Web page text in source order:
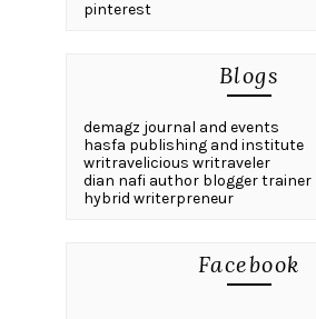
pinterest
Blogs
demagz journal and events
hasfa publishing and institute
writravelicious writraveler
dian nafi author blogger trainer
hybrid writerpreneur
Facebook